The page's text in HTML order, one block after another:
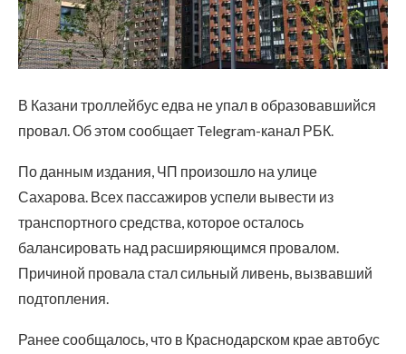
В Казани троллейбус едва не упал в образовавшийся
провал. Об этом сообщает Telegram-канал РБК.
По данным издания, ЧП произошло на улице
Сахарова. Всех пассажиров успели вывести из
транспортного средства, которое осталось
балансировать над расширяющимся провалом.
Причиной провала стал сильный ливень, вызвавший
подтопления.
Ранее сообщалось, что в Краснодарском крае автобус